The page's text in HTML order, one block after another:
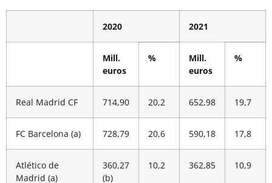
2020 2021
Mill.
euros
%
Mill.
euros
%
Real Madrid CF 714,90 20,2 652,98 19,7
FC Barcelona (a) 728,79 20,6 590,18 17,8
Atlético de
Madrid (a)
360,27
(b)
10,2 362,85 10,9